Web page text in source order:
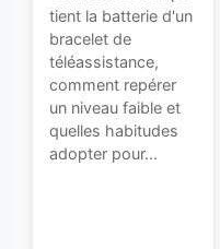
tient la batterie d'un
bracelet de
téléassistance,
comment repérer
un niveau faible et
quelles habitudes
adopter pour...